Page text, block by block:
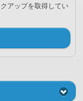
アップを取得してい